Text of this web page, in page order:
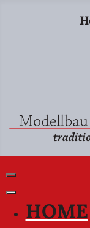
HOME